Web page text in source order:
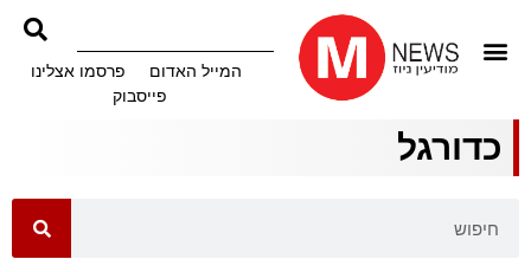
המייל האדום
פרסמו אצלינו
פייסבוק
כדורגל